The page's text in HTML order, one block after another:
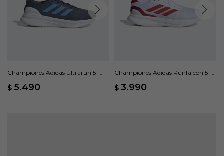
Championes Adidas Ultrarun 5 -
$ 5.490
Championes Adidas Runfalcon 5 -
$ 3.990